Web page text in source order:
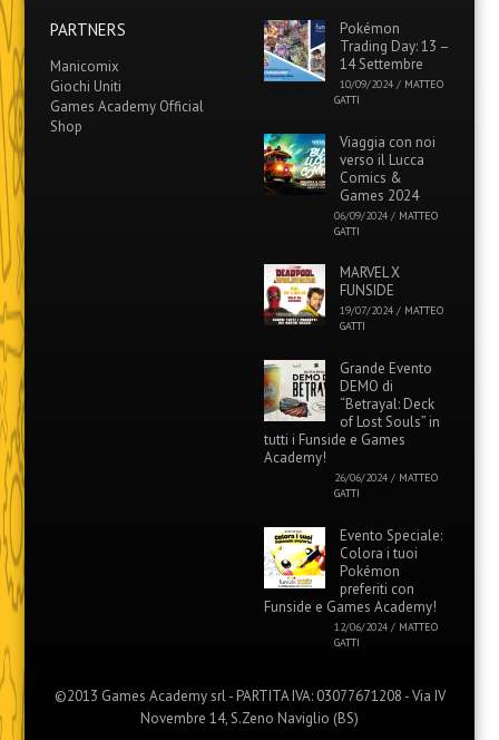
PARTNERS
Manicomix
Giochi Uniti
Games Academy Official
Shop
Pokémon
Trading Day: 13 –
14 Settembre
10/09/2024 / MATTEO
GATTI
Viaggia con noi
verso il Lucca
Comics &
Games 2024
06/09/2024 / MATTEO
GATTI
MARVEL X
FUNSIDE
19/07/2024 / MATTEO
GATTI
Grande Evento
DEMO di
“Betrayal: Deck
of Lost Souls” in
tutti i Funside e Games
Academy!
26/06/2024 / MATTEO
GATTI
Evento Speciale:
Colora i tuoi
Pokémon
preferiti con
Funside e Games Academy!
12/06/2024 / MATTEO
GATTI
©2013 Games Academy srl - PARTITA IVA: 03077671208 - Via IV
Novembre 14, S.Zeno Naviglio (BS)